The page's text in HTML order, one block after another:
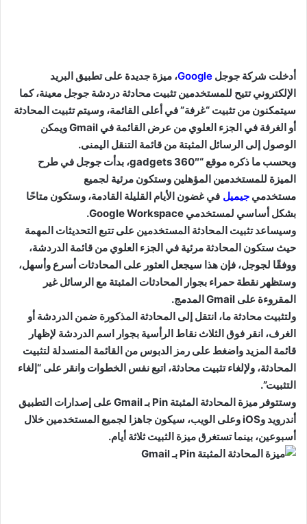
أدخلت شركة جوجل Google، ميزة جديدة على تطبيق البريد
الإلكتروني تتيح للمستخدمين تثبيت محادثة دردشة جوجل معينة، كما
سيتمكنون من تثبيت “غرفة” في أعلى القائمة، وسيتم تثبيت المحادثة
أو الغرفة في الجزء العلوي من عرض القائمة في Gmail ويمكن
الوصول إلى الرسائل المثبتة من قائمة التنقل اليمنى.
وبحسب ما ذكره موقع “gadgets 360″، بدأت جوجل في طرح
الميزة للمستخدمين المؤهلين وستكون مرئية لجميع
مستخدمي جيميل في غضون الأيام القليلة القادمة، وستكون متاحًا
بشكل أساسي لمستخدمي Google Workspace.
وسيساعد تثبيت المحادثة المستخدمين على تتبع التحديثات المهمة
حيث ستكون المحادثة مرئية في الجزء العلوي من قائمة الدردشة،
ووفقًا لجوجل، فإن هذا سيجعل العثور على المحادثات أسرع وأسهل،
وستظهر نقطة حمراء بجوار المحادثات المثبتة مع الرسائل غير
المقروءة على Gmail المدمج.
ولتثبيت محادثة ما، انتقل إلى المحادثة المذكورة ضمن الدردشة أو
الغرف، انقر فوق الثلاث نقاط الرأسية بجوار اسم الدردشة لإظهار
قائمة المزيد واضغط على رمز الدبوس من القائمة المنسدلة لتثبيت
المحادثة، ولإلغاء تثبيت محادثة، اتبع نفس الخطوات وانقر على “إلغاء
التثبيت”.
وستتوفر ميزة المحادثة المثبتة Pin بـ Gmail على إصدارات التطبيق
أندرويد وiOS وعلى الويب، سيكون جاهزا لجميع المستخدمين خلال
أسبوعين، بينما تستغرق ميزة الثبيت ثلاثة أيام.